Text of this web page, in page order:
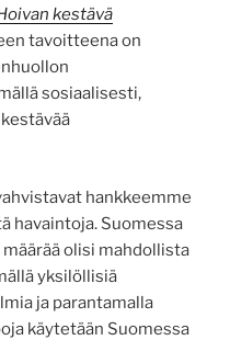
kestävä
tavoitteena on
sosiaalisesti,
hankkeemme
havaintoja. Suomessa
olisi mahdollista
yksilöllisiä
ja parantamalla
käytetään Suomessa